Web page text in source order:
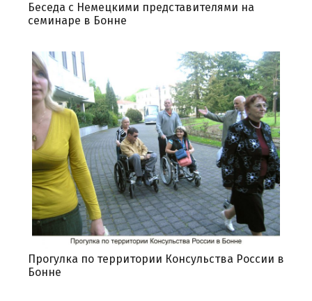
Беседа с Немецкими представителями на
семинаре в Бонне
Прогулка по территории Консульства России в
Бонне